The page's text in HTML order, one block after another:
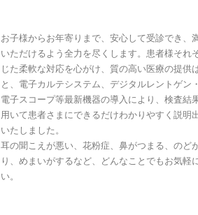
お子様からお年寄りまで、安心して受診でき、
いただけるよう全力を尽くします。患者様それ
じた柔軟な対応を心がけ、質の高い医療の提供
と、電子カルテシステム、デジタルレントゲン
電子スコープ等最新機器の導入により、検査結
用いて患者さまにできるだけわかりやすく説明
いたしました。
耳の聞こえが悪い、花粉症、鼻がつまる、のど
り、めまいがするなど、どんなことでもお気軽
い。